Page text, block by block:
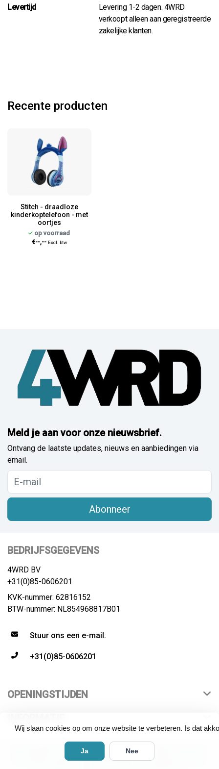
Wij slaan cookies op om onze website te verbeteren. Is dat
Ja Nee
Levertijd
Levering 1-2 dagen. 4WRD
verkoopt alleen aan geregistreerde
zakelijke klanten.
Recente producten
Stitch - draadloze
kinderkoptelefoon - met
oortjes
op voorraad
€--,-- Excl. btw
Meld je aan voor onze nieuwsbrief.
Ontvang de laatste updates, nieuws en aanbiedingen via
email.
Abonneer
BEDRIJFSGEGEVENS
4WRD BV
+31(0)85-0606201
KVK-nummer: 62816152
BTW-nummer: NL854968817B01
Stuur ons een e-mail.
+31(0)85-0606201
OPENINGSTIJDEN
© Copyright 2026 4WRD | distributeur All rights reserved.
All product names, logos and brands are property of their